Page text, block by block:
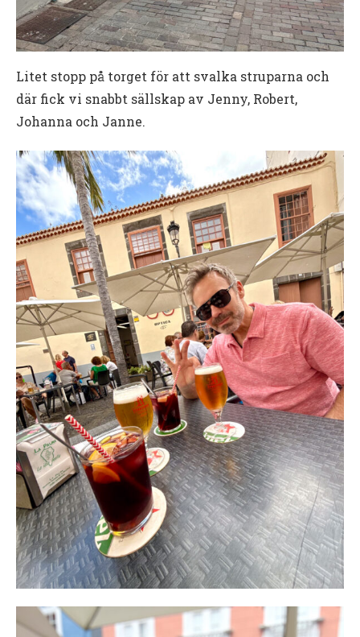
Litet stopp på torget för att svalka struparna och
där fick vi snabbt sällskap av Jenny, Robert,
Johanna och Janne.